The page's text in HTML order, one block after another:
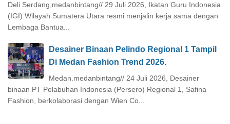
Deli Serdang,medanbintang// 29 Juli 2026, Ikatan Guru Indonesia
(IGI) Wilayah Sumatera Utara resmi menjalin kerja sama dengan
Lembaga Bantua...
Desainer Binaan Pelindo Regional 1 Tampil
Di Medan Fashion Trend 2026.
Medan.medanbintang// 24 Juli 2026, Desainer
binaan PT Pelabuhan Indonesia (Persero) Regional 1, Safina
Fashion, berkolaborasi dengan Wien Co...